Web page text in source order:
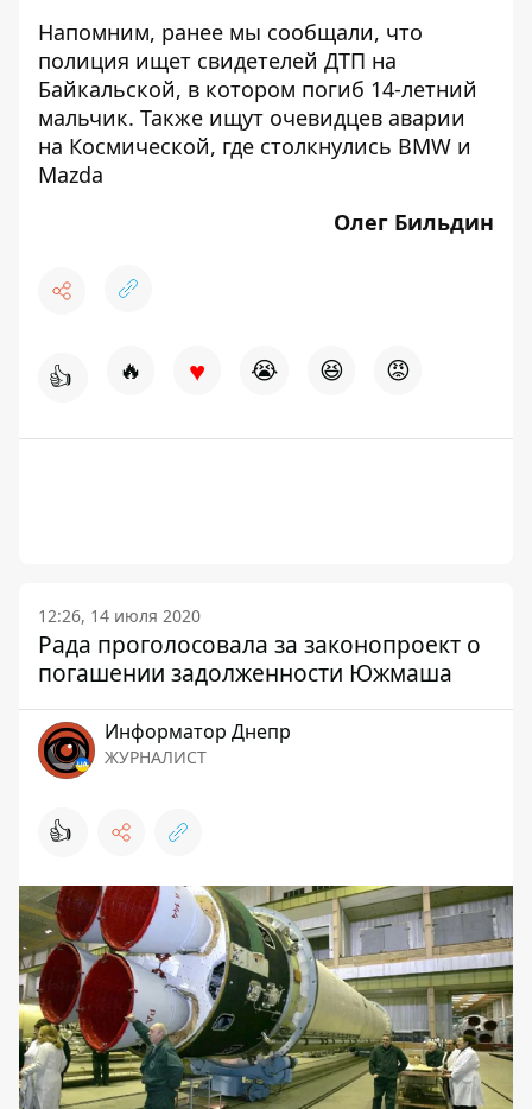
Напомним, ранее мы сообщали, что
полиция ищет свидетелей ДТП на
Байкальской, в котором погиб 14-летний
мальчик. Также ищут очевидцев аварии
на Космической, где столкнулись BMW и
Mazda
Олег Бильдин
👍 🔥 ♥ 😭 😆 😡
12:26, 14 июля 2020
Рада проголосовала за законопроект о
погашении задолженности Южмаша
Информатор Днепр
ЖУРНАЛИСТ
👍